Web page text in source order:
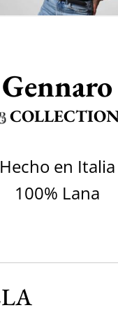
Gennaro
Hecho en Italia
100% Lana